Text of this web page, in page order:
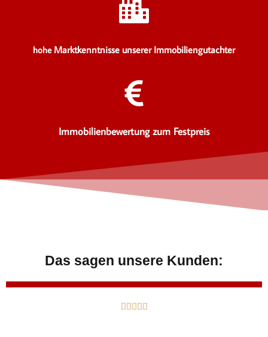
hohe Marktkenntnisse unserer Immobiliengutachter
Immobilienbewertung zum Festpreis
Das sagen unsere Kunden:
    B